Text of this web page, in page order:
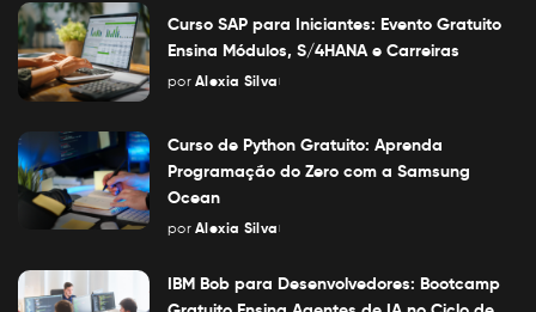
Curso SAP para Iniciantes: Evento Gratuito
Ensina Módulos, S/4HANA e Carreiras
Posted
por Alexia Silva
Curso de Python Gratuito: Aprenda
Programação do Zero com a Samsung
Ocean
Posted
por Alexia Silva
IBM Bob para Desenvolvedores: Bootcamp